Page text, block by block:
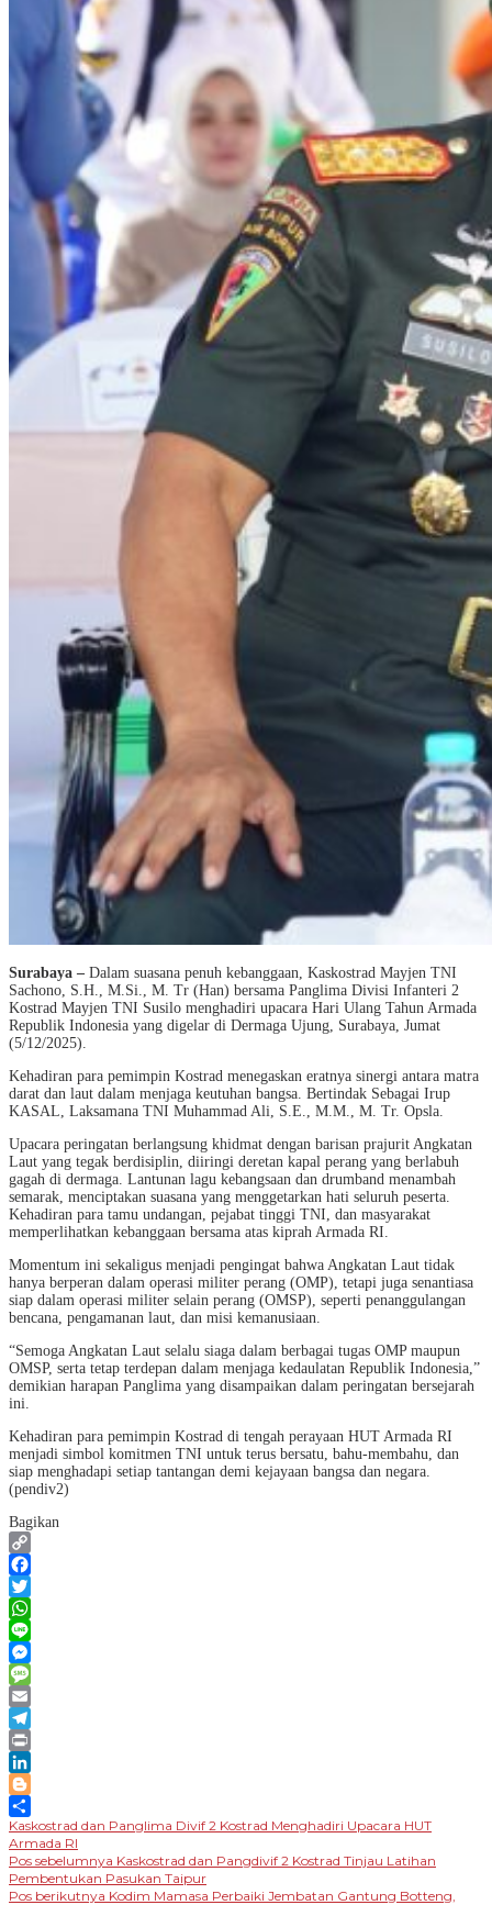
Surabaya – Dalam suasana penuh kebanggaan, Kaskostrad Mayjen TNI
Sachono, S.H., M.Si., M. Tr (Han) bersama Panglima Divisi Infanteri 2
Kostrad Mayjen TNI Susilo menghadiri upacara Hari Ulang Tahun Armada
Republik Indonesia yang digelar di Dermaga Ujung, Surabaya, Jumat
(5/12/2025).
Kehadiran para pemimpin Kostrad menegaskan eratnya sinergi antara matra
darat dan laut dalam menjaga keutuhan bangsa. Bertindak Sebagai Irup
KASAL, Laksamana TNI Muhammad Ali, S.E., M.M., M. Tr. Opsla.
Upacara peringatan berlangsung khidmat dengan barisan prajurit Angkatan
Laut yang tegak berdisiplin, diiringi deretan kapal perang yang berlabuh
gagah di dermaga. Lantunan lagu kebangsaan dan drumband menambah
semarak, menciptakan suasana yang menggetarkan hati seluruh peserta.
Kehadiran para tamu undangan, pejabat tinggi TNI, dan masyarakat
memperlihatkan kebanggaan bersama atas kiprah Armada RI.
Momentum ini sekaligus menjadi pengingat bahwa Angkatan Laut tidak
hanya berperan dalam operasi militer perang (OMP), tetapi juga senantiasa
siap dalam operasi militer selain perang (OMSP), seperti penanggulangan
bencana, pengamanan laut, dan misi kemanusiaan.
“Semoga Angkatan Laut selalu siaga dalam berbagai tugas OMP maupun
OMSP, serta tetap terdepan dalam menjaga kedaulatan Republik Indonesia,”
demikian harapan Panglima yang disampaikan dalam peringatan bersejarah
ini.
Kehadiran para pemimpin Kostrad di tengah perayaan HUT Armada RI
menjadi simbol komitmen TNI untuk terus bersatu, bahu-membahu, dan
siap menghadapi setiap tantangan demi kejayaan bangsa dan negara.
(pendiv2)
Bagikan
Copy
Link
Facebook
Twitter
WhatsApp
Line
Messenger
Message
Email
Telegram
Print
LinkedIn
Blogger
Share
Kaskostrad dan Panglima Divif 2 Kostrad Menghadiri Upacara HUT
Armada RI
Navigasi
Pos sebelumnya Kaskostrad dan Pangdivif 2 Kostrad Tinjau Latihan
Pembentukan Pasukan Taipur
Pos berikutnya Kodim Mamasa Perbaiki Jembatan Gantung Botteng,